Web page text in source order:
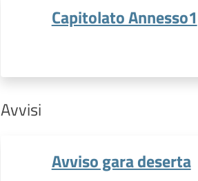
Capitolato Annesso1
Avvisi
Avviso gara deserta